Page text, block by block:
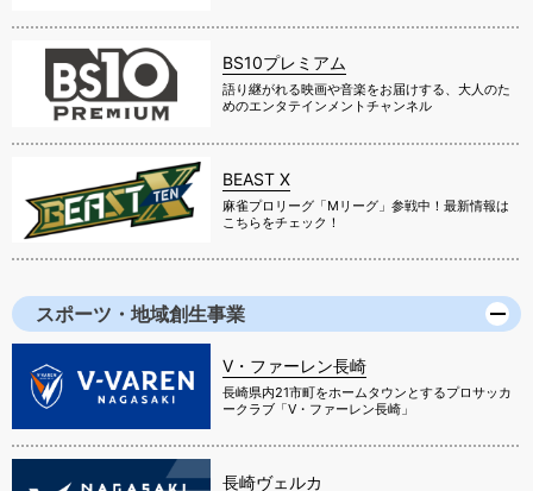
BS10プレミアム
語り継がれる映画や音楽をお届けする、大人のた
めのエンタテインメントチャンネル
BEAST X
麻雀プロリーグ「Mリーグ」参戦中！最新情報は
こちらをチェック！
スポーツ・地域創生事業
V・ファーレン長崎
長崎県内21市町をホームタウンとするプロサッカ
ークラブ「V・ファーレン長崎」
長崎ヴェルカ